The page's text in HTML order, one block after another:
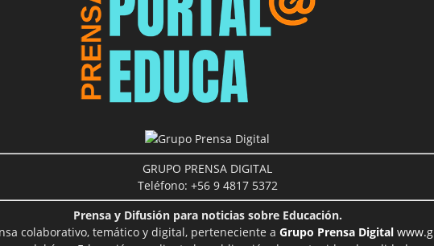
GRUPO PRENSA DIGITAL
Teléfono: +56 9 4817 5372
Prensa y Difusión para noticias sobre Educación.
colaborativo, temático y digital, perteneciente a Grupo Prensa Digital